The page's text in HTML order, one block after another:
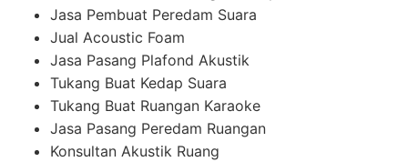
Jasa Pembuat Peredam Suara
Jual Acoustic Foam
Jasa Pasang Plafond Akustik
Tukang Buat Kedap Suara
Tukang Buat Ruangan Karaoke
Jasa Pasang Peredam Ruangan
Konsultan Akustik Ruang